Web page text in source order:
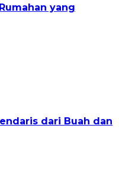
yang
dari Buah dan